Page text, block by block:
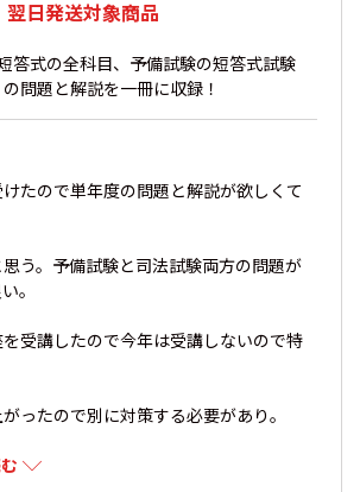
翌日発送対象商品
答式の全科目、予備試験の短答式試験
の問題と解説を一冊に収録！
たので単年度の問題と解説が欲しくて
う。予備試験と司法試験両方の問題が
。
受講したので今年は受講しないので特
ったので別に対策する必要があり。